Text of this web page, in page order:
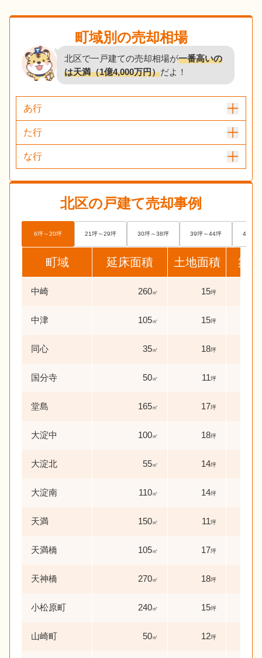
町域別の売却相場
北区で一戸建ての売却相場が一番高いの
は天満（1億4,000万円）だよ！
あ行
た行
な行
北区の戸建て売却事例
6坪～20坪 21坪～29坪 30坪～38坪 39坪～44坪 45坪
町域 延床面積 土地面積 築
中崎 260㎡ 15坪
中津 105㎡ 15坪
同心 35㎡ 18坪
国分寺 50㎡ 11坪
堂島 165㎡ 17坪
大淀中 100㎡ 18坪
大淀北 55㎡ 14坪
大淀南 110㎡ 14坪
天満 150㎡ 11坪
天満橋 105㎡ 17坪
天神橋 270㎡ 18坪
小松原町 240㎡ 15坪
山崎町 50㎡ 12坪